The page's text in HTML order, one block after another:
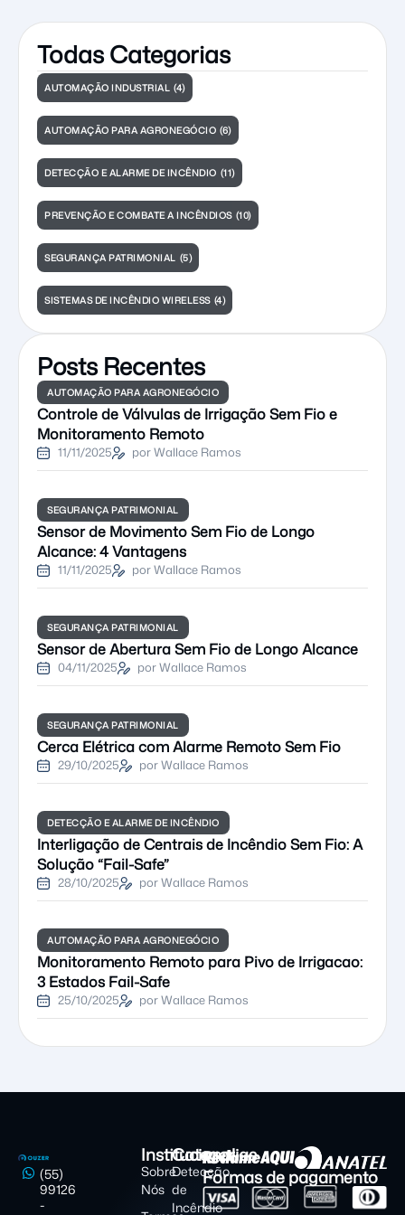
Todas Categorias
AUTOMAÇÃO INDUSTRIAL (4)
AUTOMAÇÃO PARA AGRONEGÓCIO (6)
DETECÇÃO E ALARME DE INCÊNDIO (11)
PREVENÇÃO E COMBATE A INCÊNDIOS (10)
SEGURANÇA PATRIMONIAL (5)
SISTEMAS DE INCÊNDIO WIRELESS (4)
Posts Recentes
AUTOMAÇÃO PARA AGRONEGÓCIO
Controle de Válvulas de Irrigação Sem Fio e
Monitoramento Remoto
11/11/2025 por Wallace Ramos
SEGURANÇA PATRIMONIAL
Sensor de Movimento Sem Fio de Longo
Alcance: 4 Vantagens
11/11/2025 por Wallace Ramos
SEGURANÇA PATRIMONIAL
Sensor de Abertura Sem Fio de Longo Alcance
04/11/2025 por Wallace Ramos
SEGURANÇA PATRIMONIAL
Cerca Elétrica com Alarme Remoto Sem Fio
29/10/2025 por Wallace Ramos
DETECÇÃO E ALARME DE INCÊNDIO
Interligação de Centrais de Incêndio Sem Fio: A
Solução “Fail-Safe”
28/10/2025 por Wallace Ramos
AUTOMAÇÃO PARA AGRONEGÓCIO
Monitoramento Remoto para Pivo de Irrigacao:
3 Estados Fail-Safe
25/10/2025 por Wallace Ramos
(55)
99126
-
Institucional
Sobre
Nós
Categorias
Detecção
de
Incêndio
Formas de pagamento